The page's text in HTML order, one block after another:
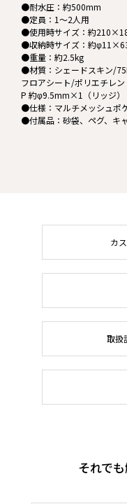
●耐水圧：約500mm
●定員：1～2人用
●使用時サイズ：約
●収納時サイズ：約
●重量：約2.5kg
●材質：シェードスキン/
フロアシート/ポリエチレ
P 約φ9.5mm×1（リッジ）
●仕様：マルチメッシュポ
●付属品：砂袋、ペグ、キ
カ
取扱
それで